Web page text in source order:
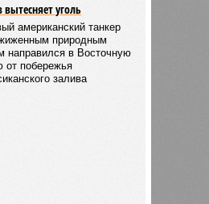
вытесняет уголь
американский танкер
природным
направился в Восточную
от побережья
залива